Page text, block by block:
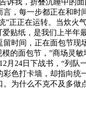
我，折叠沉睡中的
，每一步都正在和
正正在运转。当炊
贴纸，是我们上半
间，正在面包节现
的面包节，”商场
月24日下战书，“列
色打卡墙，却指向
什么不克不及多做